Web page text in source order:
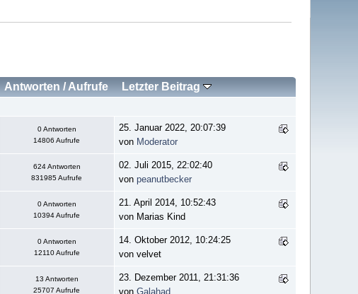
Antworten /Aufrufe Letzter Beitrag
0 Antworten
14806 Aufrufe
25. Januar 2022, 20:07:39
von Moderator
624 Antworten
831985 Aufrufe
02. Juli 2015, 22:02:40
vonpeanutbecker
0 Antworten
10394 Aufrufe
21. April 2014, 10:52:43
von Marias Kind
0 Antworten
12110 Aufrufe
14. Oktober 2012, 10:24:25
von velvet
13 Antworten
25707 Aufrufe
23. Dezember 2011, 21:31:36
vonGalahad